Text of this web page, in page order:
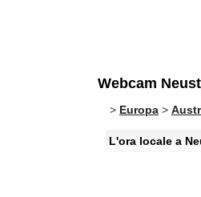
Webcam
> Europa >
L'ora locale a